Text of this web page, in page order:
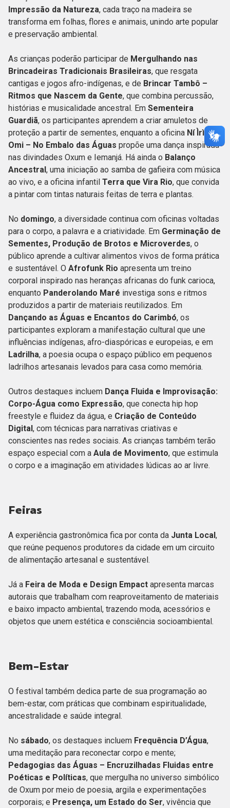
Impressão da Natureza, cada traço na madeira se
transforma em folhas, flores e animais, unindo arte popular
e preservação ambiental.
As crianças poderão participar de Mergulhando nas
Brincadeiras Tradicionais Brasileiras, que resgata
cantigas e jogos afro-indígenas, e de Brincar Tambô –
Ritmos que Nascem da Gente, que combina percussão,
histórias e musicalidade ancestral. Em Sementeira
Guardiã, os participantes aprendem a criar amuletos de
proteção a partir de sementes, enquanto a oficina Ní Ìrìn
Omi – No Embalo das Águas propõe uma dança inspirada
nas divindades Oxum e Iemanjá. Há ainda o Balanço
Ancestral , uma iniciação ao samba de gafieira com música
ao vivo, e a oficina infantil Terra que Vira Rio, que convida
a pintar com tintas naturais feitas de terra e plantas.
No domingo, a diversidade continua com oficinas voltadas
para o corpo, a palavra e a criatividade. Em Germinação de
Sementes, Produção de Brotos e Microverdes, o
público aprende a cultivar alimentos vivos de forma prática
e sustentável. O Afrofunk Rio apresenta um treino
corporal inspirado nas heranças africanas do funk carioca,
enquanto Panderolando Maré investiga sons e ritmos
produzidos a partir de materiais reutilizados. Em
Dançando as Águas e Encantos do Carimbó, os
participantes exploram a manifestação cultural que une
influências indígenas, afro-diaspóricas e europeias, e em
Ladrilha, a poesia ocupa o espaço público em pequenos
ladrilhos artesanais levados para casa como memória.
Outros destaques incluem Dança Fluida e Improvisação:
Corpo-Água como Expressão, que conecta hip hop
freestyle e fluidez da água, e Criação de Conteúdo
Digital , com técnicas para narrativas criativas e
conscientes nas redes sociais. As crianças também terão
espaço especial com a Aula de Movimento, que estimula
o corpo e a imaginação em atividades lúdicas ao ar livre.
Feiras
A experiência gastronômica fica por conta da Junta Local ,
que reúne pequenos produtores da cidade em um circuito
de alimentação artesanal e sustentável.
Já a Feira de Moda e Design Empact apresenta marcas
autorais que trabalham com reaproveitamento de materiais
e baixo impacto ambiental, trazendo moda, acessórios e
objetos que unem estética e consciência socioambiental.
Bem-Estar
O festival também dedica parte de sua programação ao
bem-estar, com práticas que combinam espiritualidade,
ancestralidade e saúde integral.
No sábado, os destaques incluem Frequência D’Água,
uma meditação para reconectar corpo e mente;
Pedagogias das Águas – Encruzilhadas Fluidas entre
Poéticas e Políticas, que mergulha no universo simbólico
de Oxum por meio de poesia, argila e experimentações
corporais; e Presença, um Estado do Ser, vivência que